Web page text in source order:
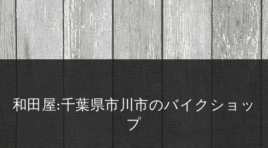
和田屋:千葉県市川市のバイクショッ
プ